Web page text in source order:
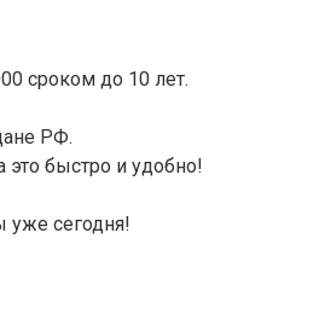
сроком до 10 лет.
РФ.
быстро и удобно!
уже сегодня!